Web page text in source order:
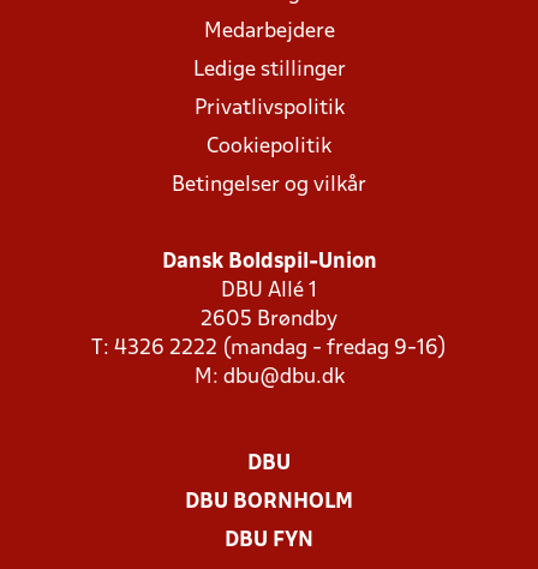
Medarbejdere
Ledige stillinger
Privatlivspolitik
Cookiepolitik
Betingelser og vilkår
Dansk Boldspil-Union
DBU Allé 1
2605 Brøndby
T: 4326 2222 (mandag - fredag 9-16)
M: dbu@dbu.dk
DBU
DBU BORNHOLM
DBU FYN